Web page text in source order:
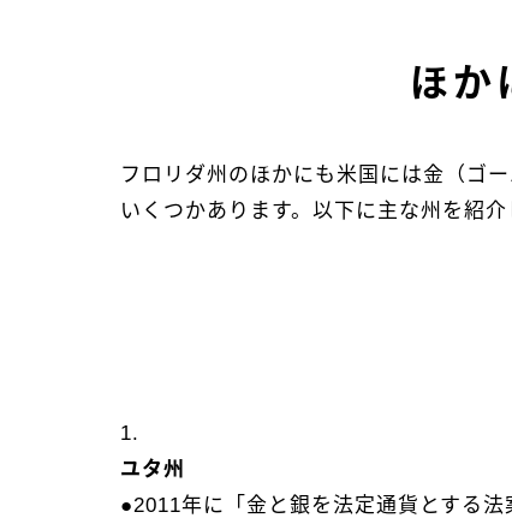
ほか
フロリダ州のほかにも米国には金（ゴ
いくつかあります。以下に主な州を紹介
1.
ユタ州
●2011年に「金と銀を法定通貨とする